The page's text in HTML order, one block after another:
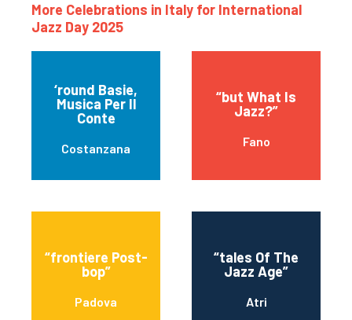
More Celebrations in Italy for International
Jazz Day 2025
‘round Basie,
Musica Per Il
Conte
Costanzana
“but What Is
Jazz?”
Fano
“frontiere Post-
bop”
Padova
“tales Of The
Jazz Age”
Atri